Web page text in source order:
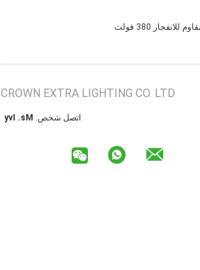
380 فولت
CROWN EXTRA LIGHTING CO. LTD
اتصل شخص: Ms. Ivy